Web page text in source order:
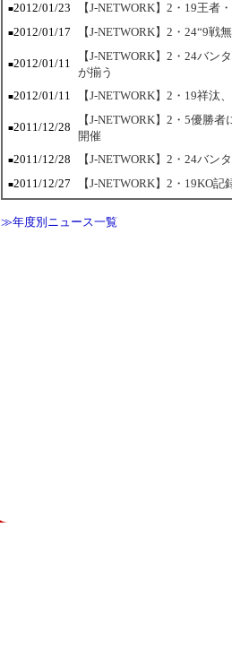
■2012/01/23 【J-NETWORK】2・19王者
■2012/01/17 【J-NETWORK】2・24“9
■2012/01/11
【J-NETWORK】2・24バ
が揃う
■2012/01/11 【J-NETWORK】2・19祥
■2011/12/28
【J-NETWORK】2・5優勝
開催
■2011/12/28 【J-NETWORK】2・24バン
■2011/12/27 【J-NETWORK】2・19KO
≫年度別ニュース一覧